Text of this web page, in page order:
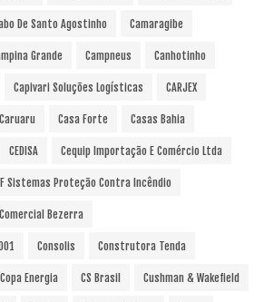
De Santo Agostinho Camaragibe
Grande Campneus Canhotinho
Capivari Soluções Logísticas CARJEX
Caruaru Casa Forte Casas Bahia
CEDISA Cequip Importação E Comércio Ltda
Sistemas Proteção Contra Incêndio
Comercial Bezerra
Consolis Construtora Tenda
Copa Energia CS Brasil Cushman & Wakefield